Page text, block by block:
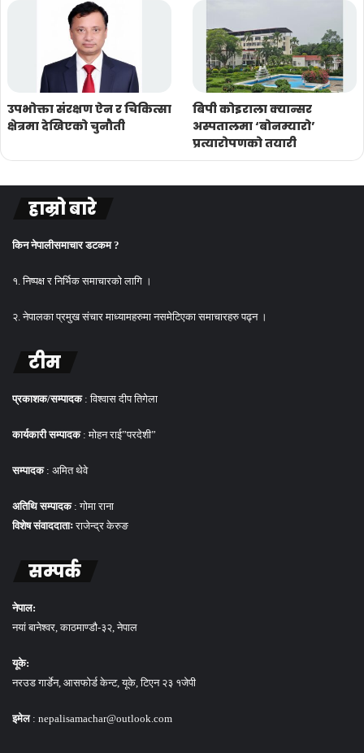
उपभोक्ता संरक्षण ऐन र चिकित्सा
क्षेत्रमा देखिएको चुनौती
बिपी कोइराला क्यान्सर
अस्पतालमा ‘बोनम्यारो’
प्रत्यारोपणको तयारी
हाम्रो बारे
किन नेपालीसमाचार डटकम ?
१. निष्पक्ष र निर्भिक समाचारको लागि ।
२. नेपालका प्रमुख संचार माध्यामहरुमा नसमेटिएका समाचारहरु पढ्न ।
टीम
प्रकाशक/सम्पादक : विश्वास दीप तिगेला
कार्यकारी सम्पादक: मोहन राई”परदेशी”
सम्पादक: अमित थेवे
अतिथि सम्पादक: गोमा राना
विशेष संवाददाताःराजेन्द्र केरुङ
सम्पर्क
नेपाल:
नयां बानेश्वर, काठमाण्डौ-३२, नेपाल
यूके:
नरउड गार्डेन, आसफोर्ड केन्ट, यूके, टिएन २३ १जेपी
इमेल: nepalisamachar@outlook.com